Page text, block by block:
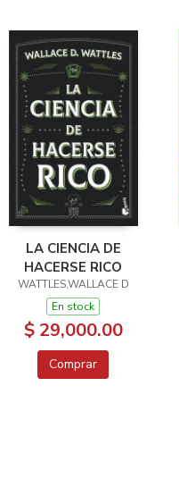
LA CIENCIA DE
HACERSE RICO
WATTLES,WALLACE D
En stock
$ 29,000.00
Comprar